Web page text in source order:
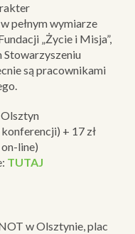
pełnym wymiarze
„Życie i Misja”,
Stowarzyszeniu
są pracownikami
Olsztyn
+ 17 zł
line)
TUTAJ
w Olsztynie, plac